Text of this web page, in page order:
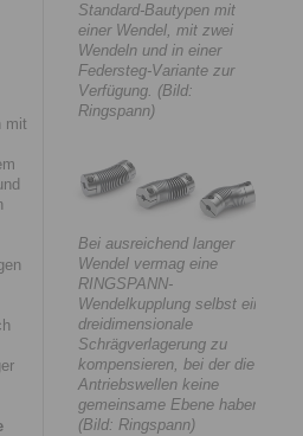
mit
Standard-Bautypen mit
einer Wendel, mit zwei
Wendeln und in einer
Federsteg-Variante zur
Verfügung. (Bild:
Ringspann)
Bei ausreichend langer
Wendel vermag eine
RINGSPANN-
Wendelkupplung selbst eine
dreidimensionale
Schrägverlagerung zu
kompensieren, bei der die
Antriebswellen keine
gemeinsame Ebene haben.
(Bild: Ringspann)